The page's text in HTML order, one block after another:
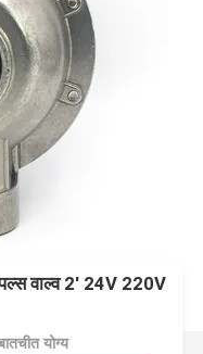
वाल्व 2' 24V 220V
योग्य